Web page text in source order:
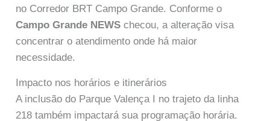
no Corredor BRT Campo Grande. Conforme o
Campo Grande NEWS checou, a alteração visa
concentrar o atendimento onde há maior
necessidade.
Impacto nos horários e itinerários
A inclusão do Parque Valença I no trajeto da linha
218 também impactará sua programação horária.